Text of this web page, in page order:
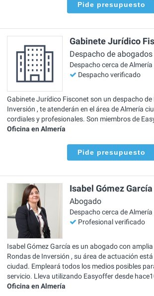
Pide presupuesto
Gabinete Jurídico
Despacho de abogados
Despacho cerca de
Despacho verificado
Gabinete Jurídico Fisconet son un despacho de
Inversión , te atenderán en el área de Almería
cordiales y profesionales. Son miembros de
Oficina en Almería
Pide presupuesto
Isabel Gómez García
Abogado
Despacho cerca de
Profesional verificado
Isabel Gómez García es un abogado con
Rondas de Inversión , su área de actuación
ciudad. Empleará todos los medios posibles
servicio. Lleva utilizando Easyoffer desde
Oficina en Almería